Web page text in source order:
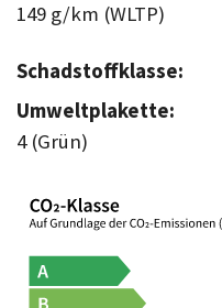
149 g/km (WLTP)
Schadstoffklasse:
Umweltplakette:
4 (Grün)